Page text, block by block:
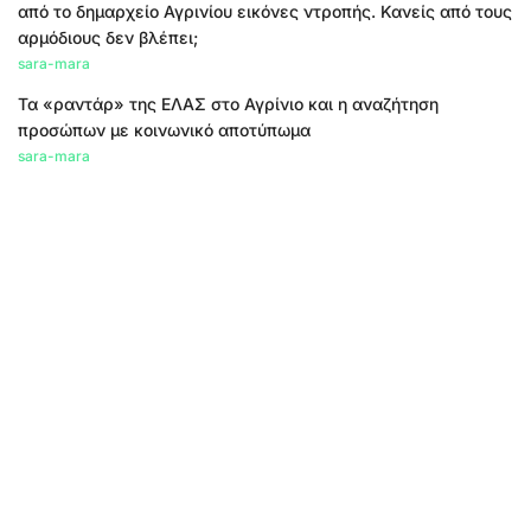
από το δημαρχείο Αγρινίου εικόνες ντροπής. Κανείς από τους
αρμόδιους δεν βλέπει;
sara-mara
Τα «ραντάρ» της ΕΛΑΣ στο Αγρίνιο και η αναζήτηση
προσώπων με κοινωνικό αποτύπωμα
sara-mara